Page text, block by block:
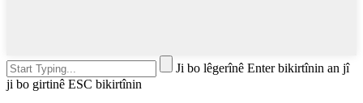
Ji bo lêgerînê Enter bikirtînin an jî
ji bo girtinê ESC bikirtînin